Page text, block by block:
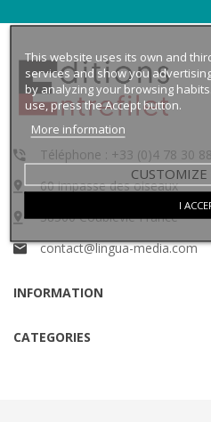
This website uses its own and
services and show you
by analyzing your browsing
use, press the Accept button.
More information
CUSTOMIZE
I
Téléphone : +33 (0)4 78 30
60 impasse des oiseaux
38500 Coublevie France
contact@lingua-media.com
INFORMATION
CATEGORIES